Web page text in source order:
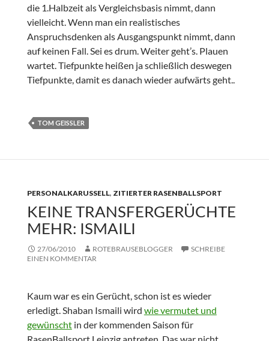
die 1.Halbzeit als Vergleichsbasis nimmt, dann
vielleicht. Wenn man ein realistisches
Anspruchsdenken als Ausgangspunkt nimmt, dann
auf keinen Fall. Sei es drum. Weiter geht’s. Plauen
wartet. Tiefpunkte heißen ja schließlich deswegen
Tiefpunkte, damit es danach wieder aufwärts geht..
TOM GEISSLER
PERSONALKARUSSELL, ZITIERTER RASENBALLSPORT
KEINE TRANSFERGERÜCHTE
MEHR: ISMAILI
27/06/2010 ROTEBRAUSEBLOGGER
SCHREIBE
EINEN KOMMENTAR
Kaum war es ein Gerücht, schon ist es wieder
erledigt. Shaban Ismaili wird wie vermutet und
gewünschtin der kommenden Saison für